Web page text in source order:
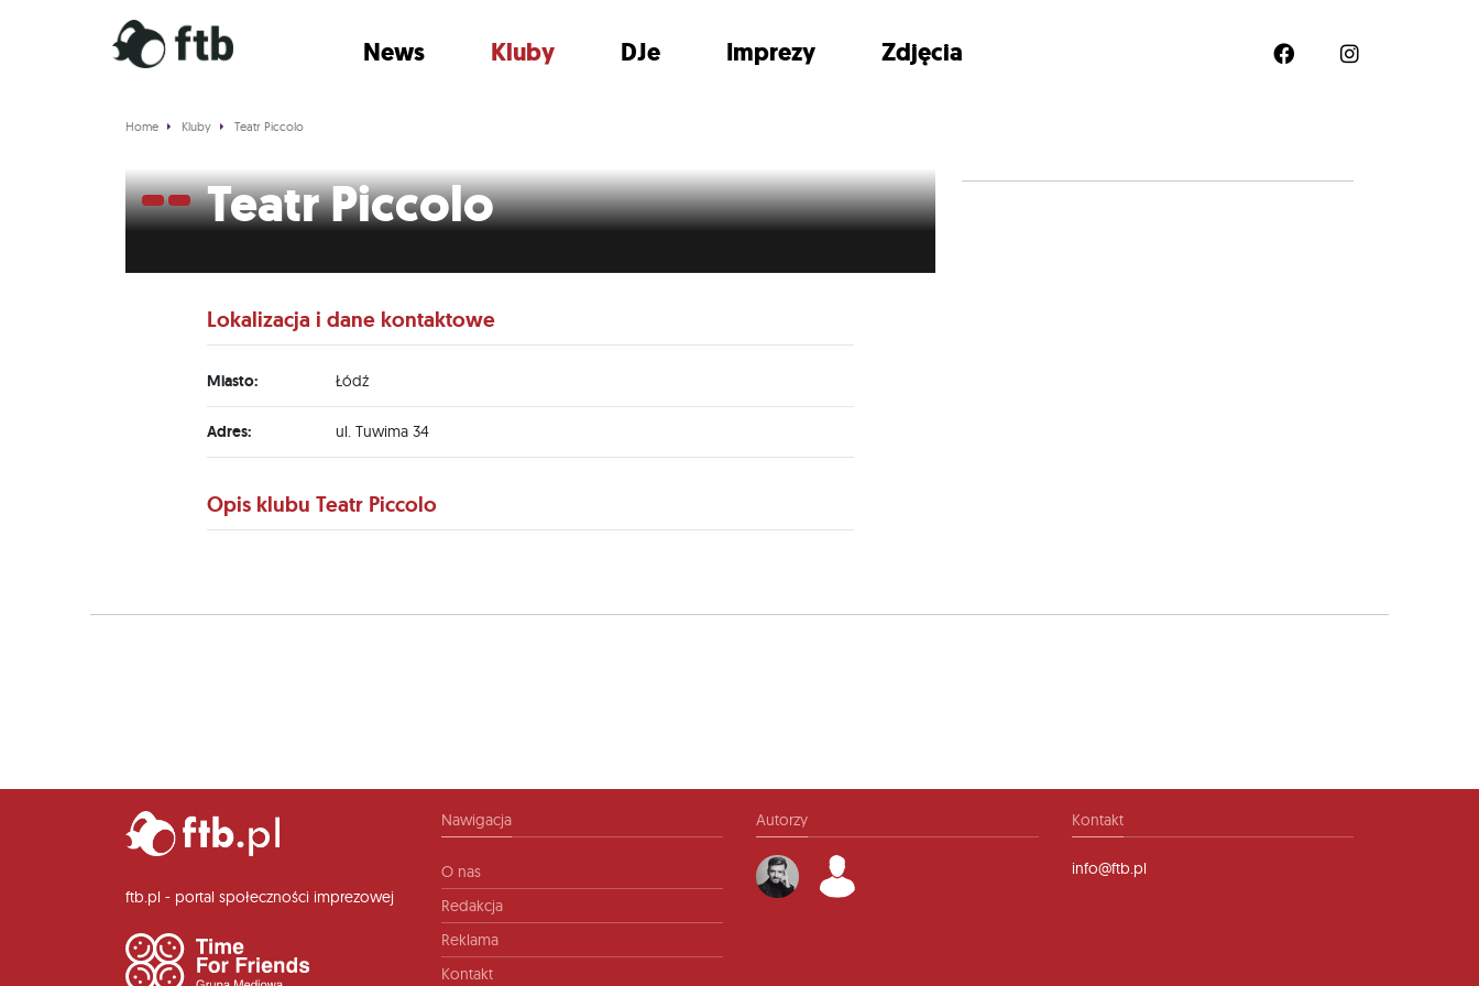
News Kluby DJe Imprezy Zdjęcia
Home Kluby Teatr Piccolo
Teatr Piccolo
Lokalizacja i dane kontaktowe
Miasto: Łódź
Adres: ul. Tuwima 34
Opis klubu Teatr Piccolo
ftb.pl - portal społeczności imprezowej
Nawigacja
O nas
Redakcja
Reklama
Kontakt
Autorzy Kontakt
info@ftb.pl